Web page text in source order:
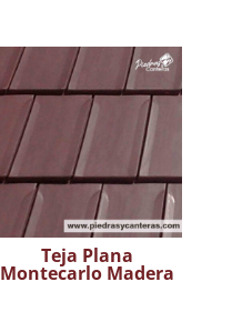
Teja Plana
Montecarlo Madera